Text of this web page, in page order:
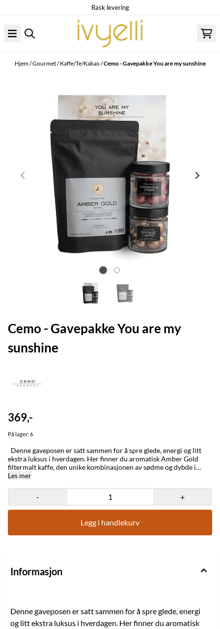
Rask levering
Hjem/Gourmet/Kaffe/Te/Kakao/Cemo - Gavepakke You are my sunshine
Cemo - Gavepakke You are my
sunshine
369,-
På lager: 6
ekstra luksus i hverdagen. Her finner du aromatisk Amber Gold
filtermalt kaffe, den unike kombinasjonen av sødme og dybde i
Bronze Lakris, samt uimotståelig søte Karamelldrøm. En perfekt
som garantert sprer smil! SPESIFIKASJONER Ingredienser: Amber
gold: 100% arabicakaffe. 250g Bronze lakris: Sukker, kakaosmør,
salt, stabilisator E420, konserveringsmiddel E202, salmiakk,
emulgator ( soyalecitin ), aroma (vanilje, karamell), farge E172,
invertsukker, lakris, salt, stabilisator E420, konserveringsmiddel
E202, ammoniumklorid, emulgator ( soyalecitin ), aroma (vanilje,
Les mer
- +
Legg i handlekurv
Informasjon
Denne gaveposen er satt sammen for å spre glede, energi
og litt ekstra luksus i hverdagen. Her finner du aromatisk